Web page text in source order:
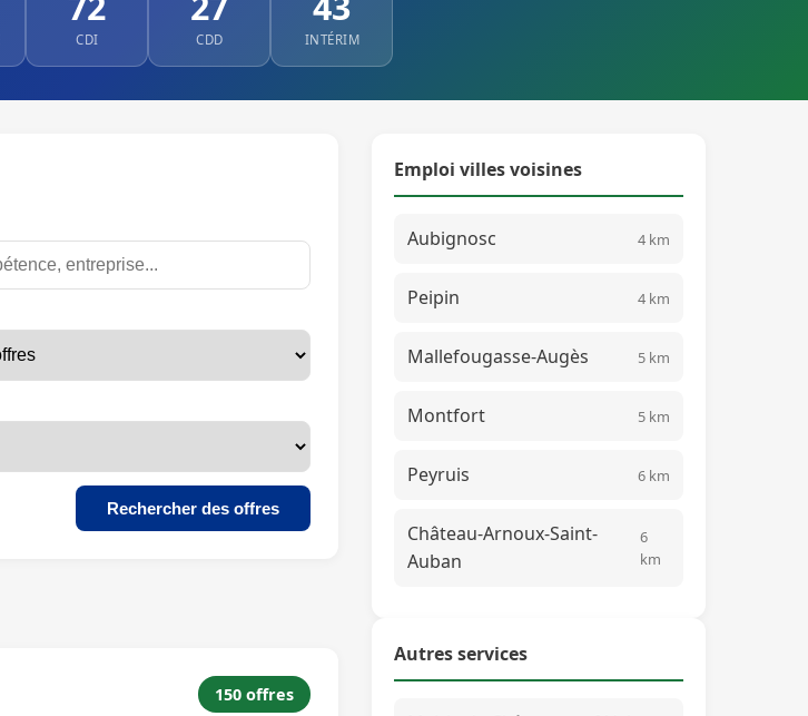
CDI CDD INTÉRIM
Rechercher des offres
150 offres
Emploi villes voisines
Aubignosc 4 km
Peipin 4 km
Mallefougasse-Augès 5 km
Montfort 5 km
Peyruis 6 km
Château-Arnoux-Saint-
Auban
6
km
Autres services